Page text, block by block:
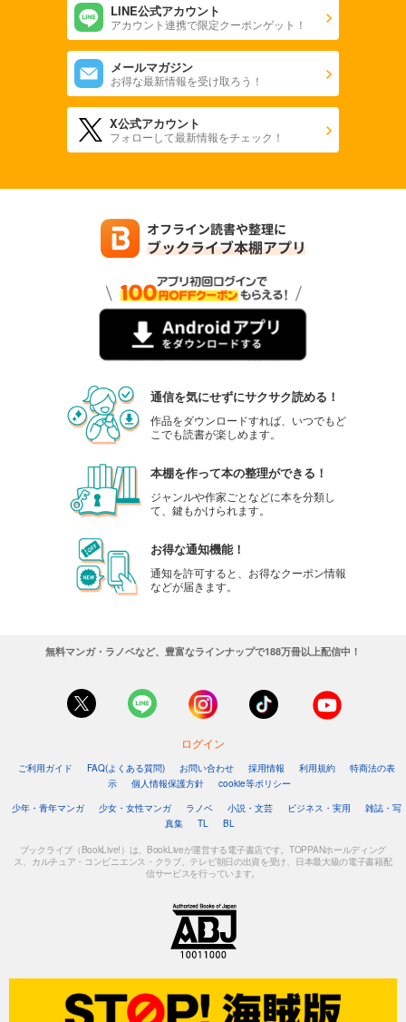
LINE公式アカウント
アカウント連携で限定クーポンゲット！
メールマガジン
お得な最新情報を受け取ろう！
X公式アカウント
フォローして最新情報をチェック！
通信を気にせずにサクサク読める！
作品をダウンロードすれば、いつでもど
こでも読書が楽しめます。
本棚を作って本の整理ができる！
ジャンルや作家ごとなどに本を分類し
て、鍵もかけられます。
お得な通知機能！
通知を許可すると、お得なクーポン情報
などが届きます。
無料マンガ・ラノベなど、豊富なラインナップで188万冊以上配信中！
ログイン
ご利用ガイド FAQ(よくある質問) お問い合わせ 採用情報 利用規約
特商法の表
示
個人情報保護方針
cookie等ポリシー
少年・青年マンガ
少女・女性マンガ ラノベ 小説・文芸 ビジネス・実用
雑誌・写
真集
TL BL
ブックライブ（BookLive!）は、BookLiveが運営する電子書店です。TOPPANホールディング
ス、カルチュア・コンビニエンス・クラブ、テレビ朝日の出資を受け、日本最大級の電子書籍配
信サービスを行っています。